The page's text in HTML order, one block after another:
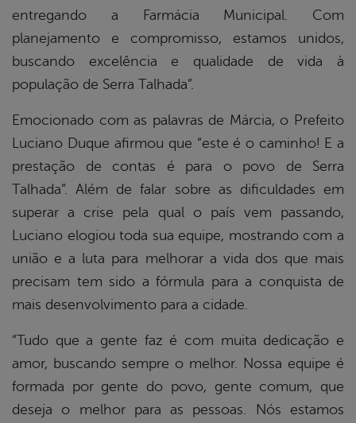
entregando a Farmácia Municipal. Com
planejamento e compromisso, estamos unidos,
buscando excelência e qualidade de vida à
população de Serra Talhada”.
Emocionado com as palavras de Márcia, o Prefeito
Luciano Duque afirmou que “este é o caminho! E a
prestação de contas é para o povo de Serra
Talhada”. Além de falar sobre as dificuldades em
superar a crise pela qual o país vem passando,
Luciano elogiou toda sua equipe, mostrando com a
união e a luta para melhorar a vida dos que mais
precisam tem sido a fórmula para a conquista de
mais desenvolvimento para a cidade.
“Tudo que a gente faz é com muita dedicação e
amor, buscando sempre o melhor. Nossa equipe é
formada por gente do povo, gente comum, que
deseja o melhor para as pessoas. Nós estamos